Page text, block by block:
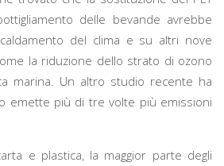
delle bevande avrebbe
del clima e su altri nove
la riduzione dello strato di ozono
marina. Un altro studio recente ha
emette più di tre volte più emissioni
e plastica, la maggior parte degli